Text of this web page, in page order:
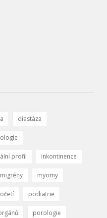
diastáza
profil inkontinence
migrény myomy
podiatrie
porologie